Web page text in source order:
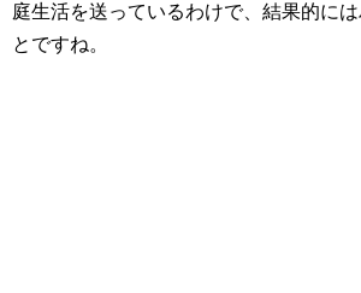
庭生活を送っているわけで、結果的に
とですね。